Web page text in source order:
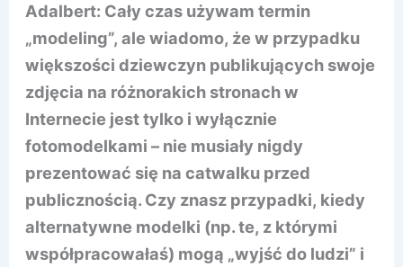
Adalbert: Cały czas używam termin
„modeling”, ale wiadomo, że w przypadku
większości dziewczyn publikujących swoje
zdjęcia na różnorakich stronach w
Internecie jest tylko i wyłącznie
fotomodelkami – nie musiały nigdy
prezentować się na catwalku przed
publicznością. Czy znasz przypadki, kiedy
alternatywne modelki (np. te, z którymi
współpracowałaś) mogą „wyjść do ludzi” i